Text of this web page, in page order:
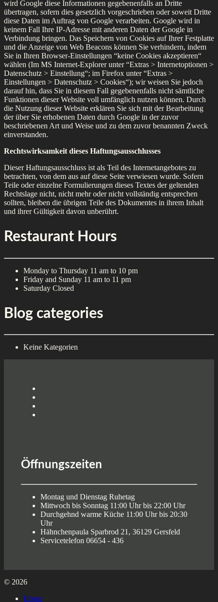
wird Google diese Informationen gegebenenfalls an Dritte
übertragen, sofern dies gesetzlich vorgeschrieben oder soweit Dritte
diese Daten im Auftrag von Google verarbeiten. Google wird in
keinem Fall Ihre IP-Adresse mit anderen Daten der Google in
Verbindung bringen. Das Speichern von Cookies auf Ihrer Festplatte
und die Anzeige von Web Beacons können Sie verhindern, indem
Sie in Ihren Browser-Einstellungen “keine Cookies akzeptieren“
wählen (Im MS Internet-Explorer unter “Extras > Internetoptionen >
Datenschutz > Einstellung“; im Firefox unter “Extras >
Einstellungen > Datenschutz > Cookies“); wir weisen Sie jedoch
darauf hin, dass Sie in diesem Fall gegebenenfalls nicht sämtliche
Funktionen dieser Website voll umfänglich nutzen können. Durch
die Nutzung dieser Website erklären Sie sich mit der Bearbeitung
der über Sie erhobenen Daten durch Google in der zuvor
beschriebenen Art und Weise und zu dem zuvor benannten Zweck
einverstanden.
Rechtswirksamkeit dieses Haftungsausschlusses
Dieser Haftungsausschluss ist als Teil des Internetangebotes zu
betrachten, von dem aus auf diese Seite verwiesen wurde. Sofern
Teile oder einzelne Formulierungen dieses Textes der geltenden
Rechtslage nicht, nicht mehr oder nicht vollständig entsprechen
sollten, bleiben die übrigen Teile des Dokumentes in ihrem Inhalt
und ihrer Gültigkeit davon unberührt.
Restaurant Hours
Monday to Thursday 11 am to 10 pm
Friday and Sunday 11 am to 11 pm
Saturday Closed
Blog categories
Keine Kategorien
Öffnungszeiten
Montag und Dienstag Ruhetag
Mittwoch bis Sonntag 11:00 Uhr bis 22:00 Uhr
Durchgehnd warme Küche 11:00 Uhr bis 20:30
Uhr
Hähnchenpaula Sparbrod 21, 36129 Gersfeld
Servicetelefon 06654 - 436
© 2026
Home